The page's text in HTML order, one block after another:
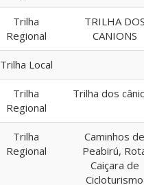
Trilha
Regional
TRILHA
CANIONS
Trilha Local
Trilha
Regional
Trilha dos
Trilha
Regional
Caminhos de
Peabirú,
Caiçara de
Cicloturismo